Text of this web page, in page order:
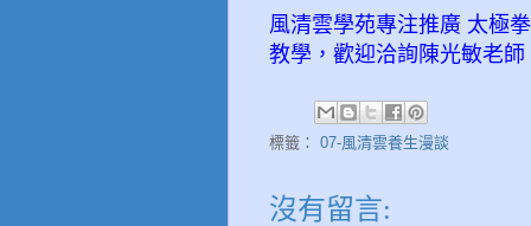
風清雲學苑專注推廣 太極
教學，歡迎洽詢陳光敏老
標籤： 07-風清雲養生漫談
沒有留言: